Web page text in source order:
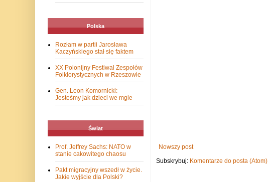
Nowszy post
Subskrybuj: Komentarze do posta (Atom)
Polska
Rozłam w partii Jarosława
Kaczyńskiego stał się faktem
XX Polonijny Festiwal Zespołów
Folklorystycznych w Rzeszowie
Gen. Leon Komornicki:
Jesteśmy jak dzieci we mgle
Świat
Prof. Jeffrey Sachs: NATO w
stanie cakowitego chaosu
Pakt migracyjny wszedł w życie.
Jakie wyjście dla Polski?